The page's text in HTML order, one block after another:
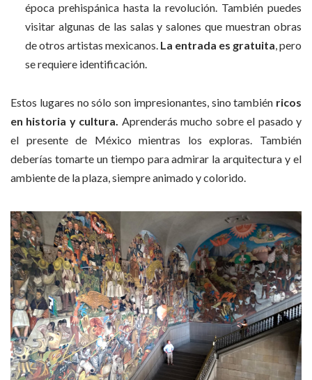
época prehispánica hasta la revolución. También puedes
visitar algunas de las salas y salones que muestran obras
de otros artistas mexicanos. La entrada es gratuita, pero
se requiere identificación.
Estos lugares no sólo son impresionantes, sino también ricos
en historia y cultura. Aprenderás mucho sobre el pasado y
el presente de México mientras los exploras. También
deberías tomarte un tiempo para admirar la arquitectura y el
ambiente de la plaza, siempre animado y colorido.